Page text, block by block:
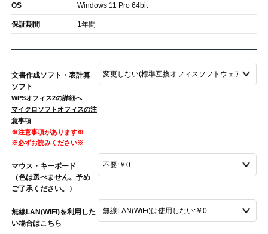
OS Windows 11 Pro 64bit
保証期間 1年間
文書作成ソフト・表計算
ソフト
WPSオフィス2の詳細へ
マイクロソフトオフィスの注
意事項
※注意事項があります※
※必ずお読みください※
マウス・キーボード
（色は選べません。予め
ご了承ください。）
無線LAN(WiFi)を利用した
い場合はこちら